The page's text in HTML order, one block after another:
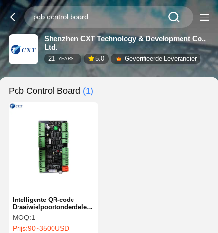
Shenzhen CXT Technology & Development Co.,
Ltd.
21 YEARS 5.0 Geverifieerde Leverancier
Pcb Control Board (1)
Intelligente QR-code
Draaiwielpoortonderdelen
Automatisch
Draaiwielbesturingsbord
MOQ:1
Prijs:90~3500USD